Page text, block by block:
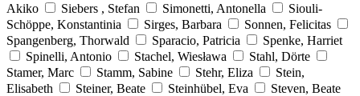
Akiko
Siebers , Stefan Simonetti, Antonella
Siouli-
Schöppe, Konstantinia
Sirges, Barbara
Sonnen, Felicitas
Spangenberg, Thorwald
Sparacio, Patricia
Spenke, Harriet
Spinelli, Antonio
Stachel, Wiesława
Stahl, Dörte
Stamer, Marc
Stamm, Sabine Stehr, Eliza
Stein,
Elisabeth
Steiner, Beate Steinhübel, Eva
Steven, Beate